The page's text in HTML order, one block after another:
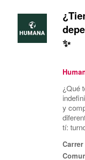
✨
¿Qué
y
tí:
mí...